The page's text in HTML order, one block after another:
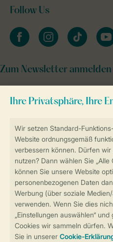
Sicherstellung
Sicher und schnell zur
Sichere Datenübertragung
Sicheres Bezahlen
Follow Us
facebookinstagramtiktok
Zum Newsletter anmelden